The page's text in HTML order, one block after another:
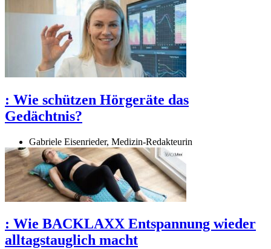
: Wie schützen Hörgeräte das
Gedächtnis?
Gabriele Eisenrieder, Medizin-Redakteurin
: Wie BACKLAXX Entspannung wieder
alltagstauglich macht